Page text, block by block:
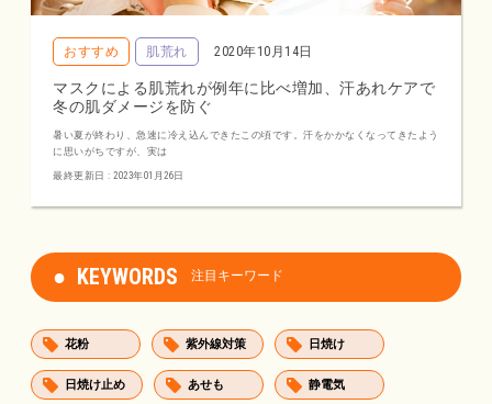
おすすめ 肌荒れ 2020年10月14日
マスクによる肌荒れが例年に比べ増加、汗あれケアで
冬の肌ダメージを防ぐ
暑い夏が終わり、急速に冷え込んできたこの頃です。汗をかかなくなってきたよう
に思いがちですが、実は
最終更新日 : 2023年01月26日
KEYWORDS 注目キーワード
花粉 紫外線対策 日焼け
日焼け止め あせも 静電気